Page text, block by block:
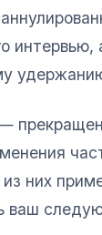
из них
ваш